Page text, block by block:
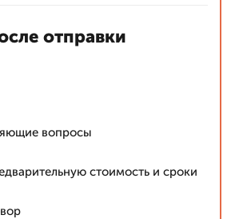
отправки
вопросы
стоимость и сроки